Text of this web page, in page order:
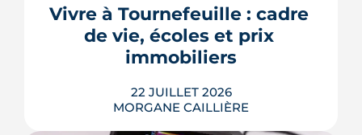
appel de fonds. Avec des taux autour
de 3,2 % en 2026, la note grimpe vite.
Voici les leviers concrets pour r...
LIRE L'ARTICLE
Vivre à Tournefeuille : cadre
de vie, écoles et prix
immobiliers
22 JUILLET 2026
MORGANE CAILLIÈRE